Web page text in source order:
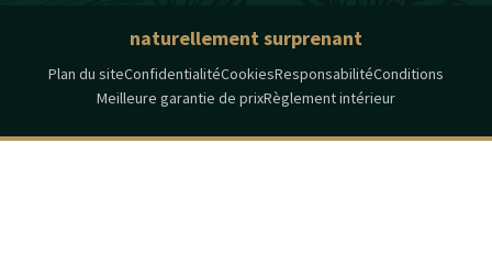
naturellement surprenant
Plan du siteConfidentialitéCookiesResponsabilitéConditions
Meilleure garantie de prixRèglement intérieur